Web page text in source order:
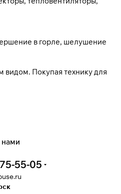
в горле, шелушение
видом. Покупая технику для
нами
55-05